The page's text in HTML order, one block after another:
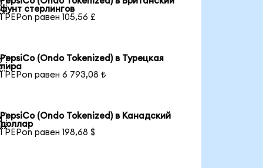
фунт стерлингов
1 PEPon равен 105,56 £
PepsiCo (Ondo Tokenized) в Турецкая
лира
1 PEPon равен 6 793,08 ₺
PepsiCo (Ondo Tokenized) в Канадский
доллар
1 PEPon равен 198,68 $